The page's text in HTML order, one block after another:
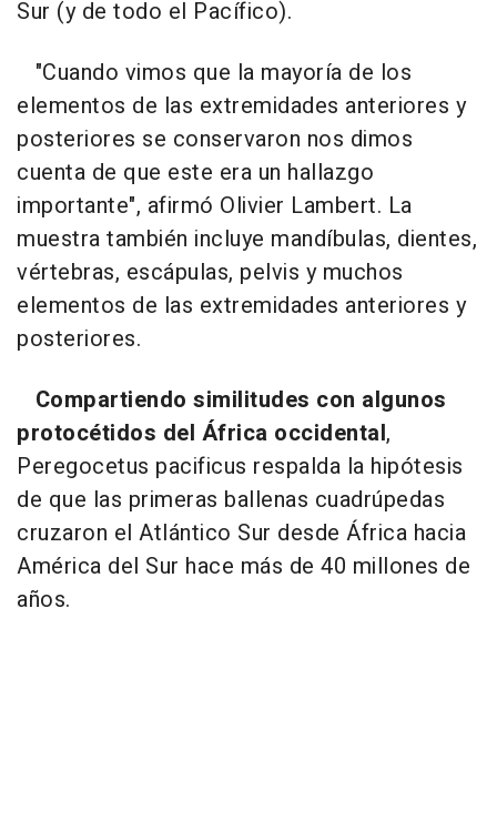
Sur (y de todo el Pacífico).
"Cuando vimos que la mayoría de los
elementos de las extremidades anteriores y
posteriores se conservaron nos dimos
cuenta de que este era un hallazgo
importante", afirmó Olivier Lambert. La
muestra también incluye mandíbulas, dientes,
vértebras, escápulas, pelvis y muchos
elementos de las extremidades anteriores y
posteriores.
Compartiendo similitudes con algunos
protocétidos del África occidental,
Peregocetus pacificus respalda la hipótesis
de que las primeras ballenas cuadrúpedas
cruzaron el Atlántico Sur desde África hacia
América del Sur hace más de 40 millones de
años.